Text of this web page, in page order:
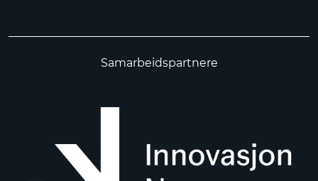
Samarbeidspartnere